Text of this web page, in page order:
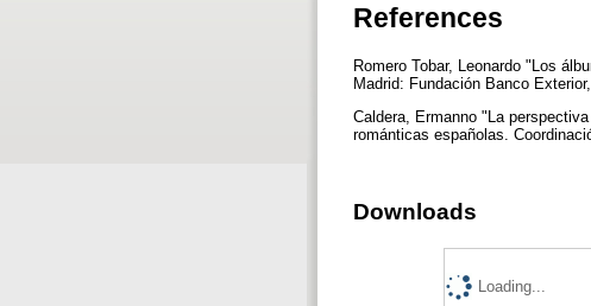
References
Romero Tobar, Leonardo "Los
Madrid: Fundación Banco
Caldera, Ermanno "La
románticas españolas.
Downloads
Loading...